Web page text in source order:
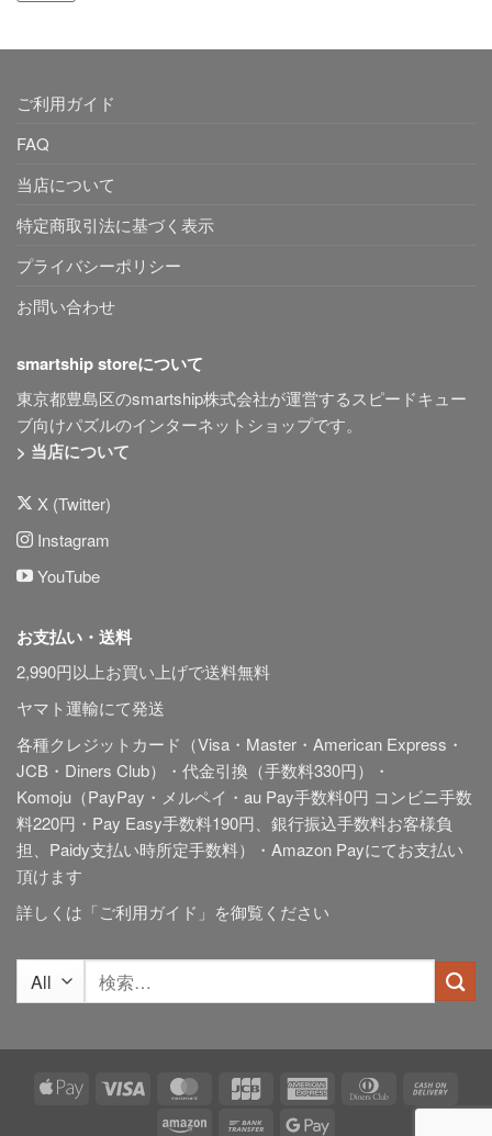
ご利用ガイド
FAQ
当店について
特定商取引法に基づく表示
プライバシーポリシー
お問い合わせ
smartship storeについて
東京都豊島区のsmartship株式会社が運営するスピードキュー
ブ向けパズルのインターネットショップです。
> 当店について
X (Twitter)
Instagram
YouTube
お支払い・送料
2,990円以上お買い上げで送料無料
ヤマト運輸にて発送
各種クレジットカード（Visa・Master・American Express・
JCB・Diners Club）・代金引換（手数料330円）・
Komoju（PayPay・メルペイ・au Pay手数料0円 コンビニ手数
料220円・Pay Easy手数料190円、銀行振込手数料お客様負
担、Paidy支払い時所定手数料）・Amazon Payにてお支払い
頂けます
詳しくは「ご利用ガイド 」を御覧ください
索
Apple
Visa MasterCardJCB
American
Dinners
Club
On
Amazon
Bank
Google